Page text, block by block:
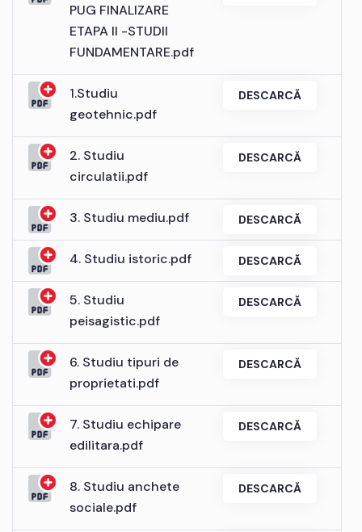
PUG FINALIZARE
ETAPA II -STUDII
FUNDAMENTARE.pdf
1.Studiu
geotehnic.pdf
DESCARCĂ
2. Studiu
circulatii.pdf
DESCARCĂ
3. Studiu mediu.pdf DESCARCĂ
4. Studiu istoric.pdf DESCARCĂ
5. Studiu
peisagistic.pdf
DESCARCĂ
6. Studiu tipuri de
proprietati.pdf
DESCARCĂ
7. Studiu echipare
edilitara.pdf
DESCARCĂ
8. Studiu anchete
sociale.pdf
DESCARCĂ